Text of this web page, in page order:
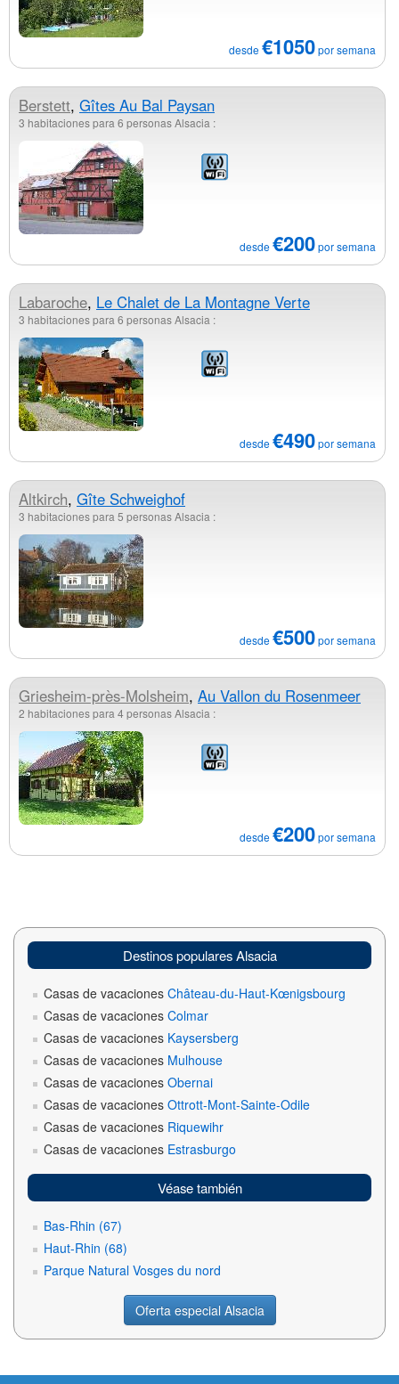
desde€1050por semana
Berstett, Gîtes Au Bal Paysan
3 habitaciones para 6 personas Alsacia :
desde€200por semana
Labaroche, Le Chalet de La Montagne Verte
3 habitaciones para 6 personas Alsacia :
desde€490por semana
Altkirch, Gîte Schweighof
3 habitaciones para 5 personas Alsacia :
desde€500por semana
Griesheim-près-Molsheim, Au Vallon du Rosenmeer
2 habitaciones para 4 personas Alsacia :
desde€200por semana
Destinos populares Alsacia
Casas de vacaciones Château-du-Haut-Kœnigsbourg
Casas de vacaciones Colmar
Casas de vacaciones Kaysersberg
Casas de vacaciones Mulhouse
Casas de vacaciones Obernai
Casas de vacaciones Ottrott-Mont-Sainte-Odile
Casas de vacaciones Riquewihr
Casas de vacaciones Estrasburgo
Véase también
Bas-Rhin (67)
Haut-Rhin (68)
Parque Natural Vosges du nord
Oferta especial Alsacia